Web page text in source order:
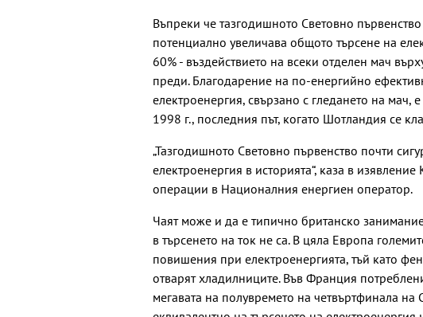
Въпреки че тазгодишното Световно
потенциално увеличава общото търсене на
60% - въздействието на всеки отделен мач
преди. Благодарение на по-енергийно
електроенергия, свързано с гледането на мач,
1998 г., последния път, когато Шотландия се
„Тазгодишното Световно първенство почти
електроенергия в историята“, каза в
операции в Националния енергиен оператор.
Чаят може и да е типично британско
в търсенето на ток не са. В цяла Европа
повишения при електроенергията, тъй като
отварят хладилниците. Във Франция
мегавата на полувремето на четвъртфинала на